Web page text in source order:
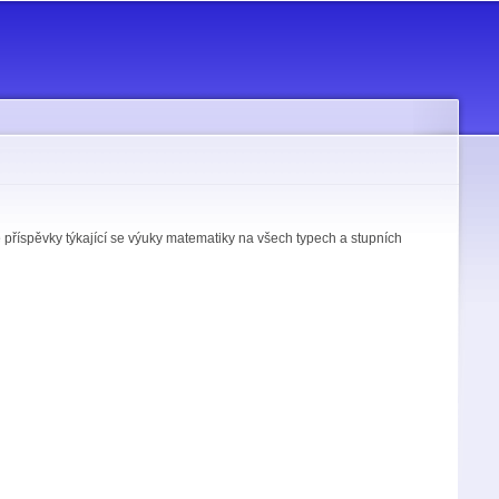
týkající se výuky matematiky na všech typech a stupních